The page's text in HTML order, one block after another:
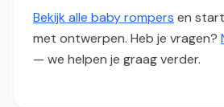
Bekijk alle baby rompers en
met ontwerpen. Heb je vragen?
— we helpen je graag verder.